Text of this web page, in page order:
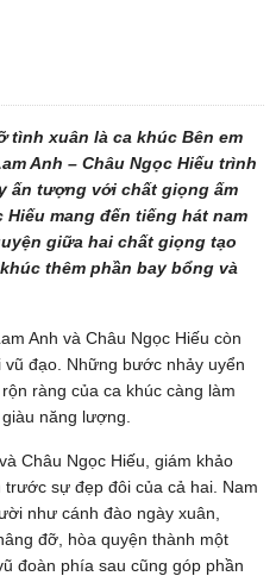
tình xuân là ca khúc Bên em
Anh – Châu Ngọc Hiếu trình
ấn tượng với chất giọng ấm
mang đến tiếng hát nam
giữa hai chất giọng tạo
thêm phần bay bổng và
Anh và Châu Ngọc Hiếu còn
đạo. Những bước nhảy uyển
ràng của ca khúc càng làm
năng lượng.
Châu Ngọc Hiếu, giám khảo
sự đẹp đôi của cả hai. Nam
như cánh đào ngày xuân,
đỡ, hòa quyện thành một
đoàn phía sau cũng góp phần